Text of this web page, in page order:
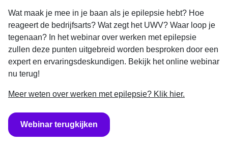
Wat maak je mee in je baan als je epilepsie hebt? Hoe
reageert de bedrijfsarts? Wat zegt het UWV? Waar loop je
tegenaan? In het webinar over werken met epilepsie
zullen deze punten uitgebreid worden besproken door een
expert en ervaringsdeskundigen. Bekijk het online webinar
nu terug!
Meer weten over werken met epilepsie? Klik hier.
Webinar terugkijken